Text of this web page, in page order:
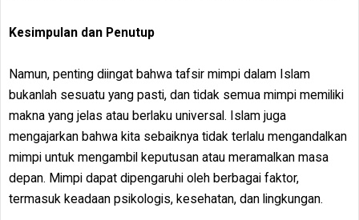
Kesimpulan dan Penutup
Namun, penting diingat bahwa tafsir mimpi dalam Islam
bukanlah sesuatu yang pasti, dan tidak semua mimpi memiliki
makna yang jelas atau berlaku universal. Islam juga
mengajarkan bahwa kita sebaiknya tidak terlalu mengandalkan
mimpi untuk mengambil keputusan atau meramalkan masa
depan. Mimpi dapat dipengaruhi oleh berbagai faktor,
termasuk keadaan psikologis, kesehatan, dan lingkungan.